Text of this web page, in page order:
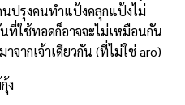
ปรุงคนทำแป้งคลุกแป้งไม่
ใช้ทอดก็อาจจะไม่เหมือนกัน
จากเจ้าเดียวกัน (ที่ไม่ใช่ aro)
ง